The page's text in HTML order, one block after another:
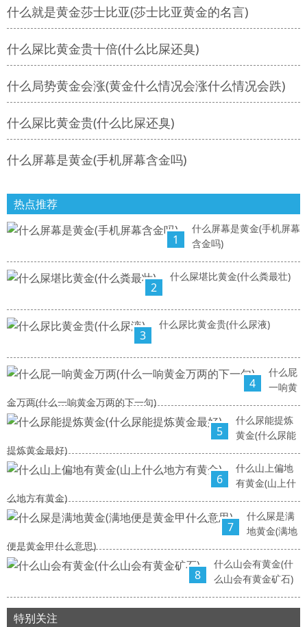
什么就是黄金莎士比亚(莎士比亚黄金的名言)
什么屎比黄金贵十倍(什么比屎还臭)
什么局势黄金会涨(黄金什么情况会涨什么情况会跌)
什么屎比黄金贵(什么比屎还臭)
什么屏幕是黄金(手机屏幕含金吗)
热点推荐
1
什么屏幕是黄金(手机屏幕
含金吗)
2
什么屎堪比黄金(什么粪最壮)
3
什么尿比黄金贵(什么尿液)
4
什么屁
一响黄
金万两(什么一响黄金万两的下一句)
5
什么尿能提炼
黄金(什么尿能
提炼黄金最好)
6
什么山上偏地
有黄金(山上什
么地方有黄金)
7
什么屎是满
地黄金(满地
便是黄金甲什么意思)
8
什么山会有黄金(什
么山会有黄金矿石)
特别关注